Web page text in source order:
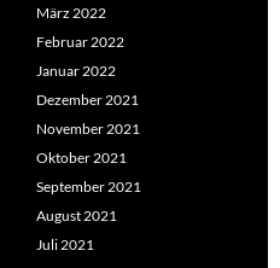
März 2022
Februar 2022
Januar 2022
Dezember 2021
November 2021
Oktober 2021
September 2021
August 2021
Juli 2021